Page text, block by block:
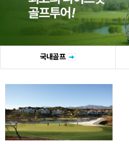
국내골프